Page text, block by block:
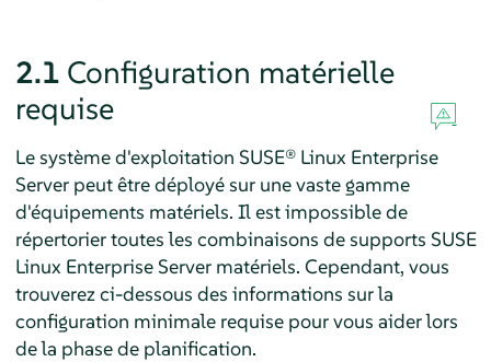
2.1 Configuration matérielle
requise
Le système d'exploitation SUSE® Linux Enterprise
Server peut être déployé sur une vaste gamme
d'équipements matériels. Il est impossible de
répertorier toutes les combinaisons de supports SUSE
Linux Enterprise Server matériels. Cependant, vous
trouverez ci-dessous des informations sur la
configuration minimale requise pour vous aider lors
de la phase de planification.